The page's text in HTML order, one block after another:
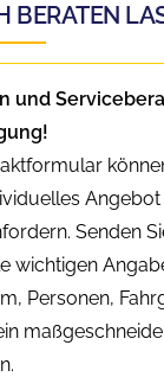
BERATEN
und
Senden
wichtigen
Personen,